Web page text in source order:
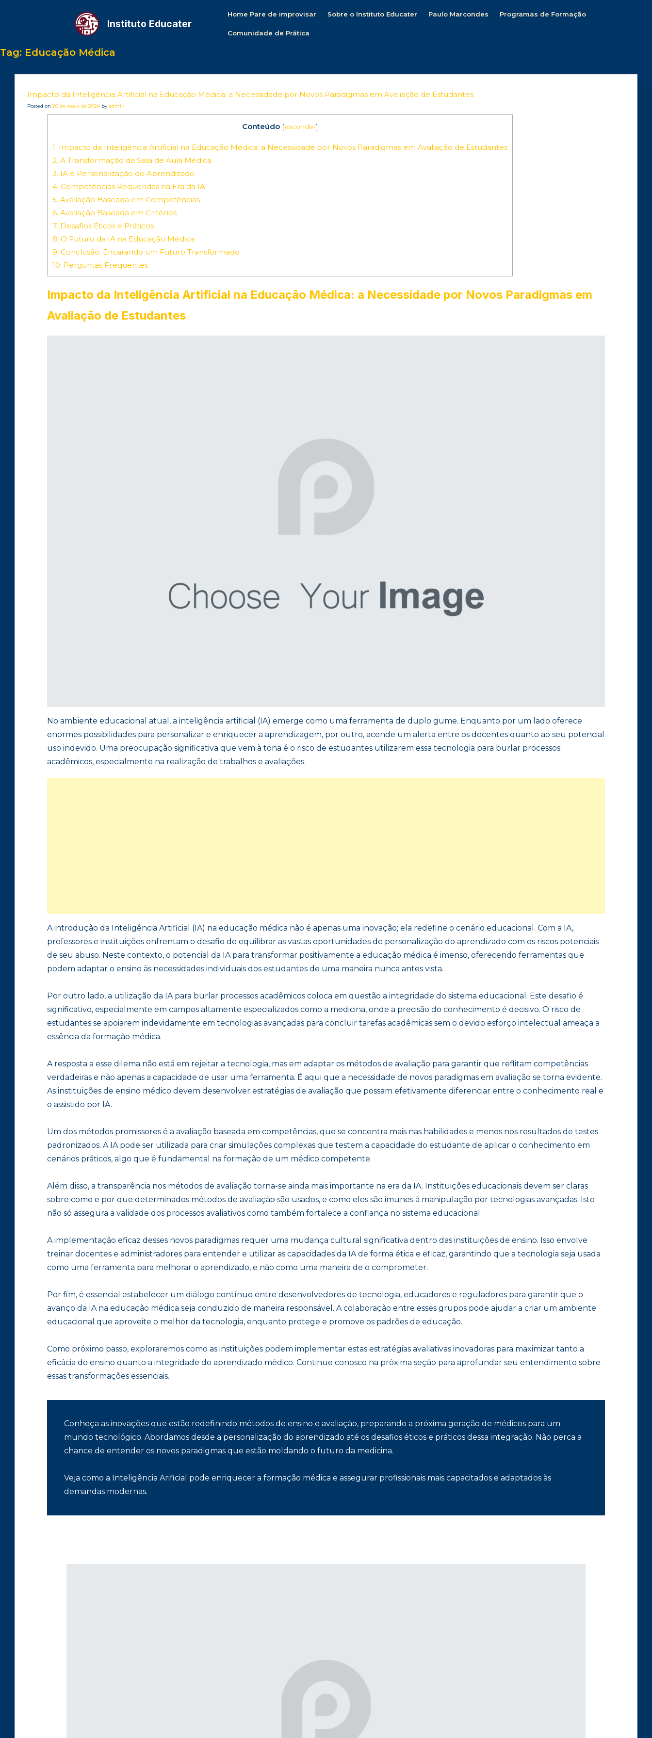
Instituto Educater
Home Pare de improvisar Sobre o Instituto Educater Paulo Marcondes Programas de Formação
Comunidade de Prática
Tag: Educação Médica
Impacto da Inteligência Artificial na Educação Médica: a Necessidade por Novos Paradigmas em Avaliação de Estudantes
Posted on 20 de maio de 2024byadmin
Conteúdo [esconder]
1. Impacto da Inteligência Artificial na Educação Médica: a Necessidade por Novos Paradigmas em Avaliação de Estudantes
2. A Transformação da Sala de Aula Médica
3. IA e Personalização do Aprendizado
4. Competências Requeridas na Era da IA
5. Avaliação Baseada em Competências
6. Avaliação Baseada em Critérios
7. Desafios Éticos e Práticos
8. O Futuro da IA na Educação Médica
9. Conclusão: Encarando um Futuro Transformado
10. Perguntas Frequentes
Impacto da Inteligência Artificial na Educação Médica: a Necessidade por Novos Paradigmas em
Avaliação de Estudantes
No ambiente educacional atual, a inteligência artificial (IA) emerge como uma ferramenta de duplo gume. Enquanto por um lado oferece
enormes possibilidades para personalizar e enriquecer a aprendizagem, por outro, acende um alerta entre os docentes quanto ao seu potencial
uso indevido. Uma preocupação significativa que vem à tona é o risco de estudantes utilizarem essa tecnologia para burlar processos
acadêmicos, especialmente na realização de trabalhos e avaliações.
A introdução da Inteligência Artificial (IA) na educação médica não é apenas uma inovação; ela redefine o cenário educacional. Com a IA,
professores e instituições enfrentam o desafio de equilibrar as vastas oportunidades de personalização do aprendizado com os riscos potenciais
de seu abuso. Neste contexto, o potencial da IA para transformar positivamente a educação médica é imenso, oferecendo ferramentas que
podem adaptar o ensino às necessidades individuais dos estudantes de uma maneira nunca antes vista.
Por outro lado, a utilização da IA para burlar processos acadêmicos coloca em questão a integridade do sistema educacional. Este desafio é
significativo, especialmente em campos altamente especializados como a medicina, onde a precisão do conhecimento é decisivo. O risco de
estudantes se apoiarem indevidamente em tecnologias avançadas para concluir tarefas acadêmicas sem o devido esforço intelectual ameaça a
essência da formação médica.
A resposta a esse dilema não está em rejeitar a tecnologia, mas em adaptar os métodos de avaliação para garantir que reflitam competências
verdadeiras e não apenas a capacidade de usar uma ferramenta. É aqui que a necessidade de novos paradigmas em avaliação se torna evidente.
As instituições de ensino médico devem desenvolver estratégias de avaliação que possam efetivamente diferenciar entre o conhecimento real e
o assistido por IA.
Um dos métodos promissores é a avaliação baseada em competências, que se concentra mais nas habilidades e menos nos resultados de testes
padronizados. A IA pode ser utilizada para criar simulações complexas que testem a capacidade do estudante de aplicar o conhecimento em
cenários práticos, algo que é fundamental na formação de um médico competente.
Além disso, a transparência nos métodos de avaliação torna-se ainda mais importante na era da IA. Instituições educacionais devem ser claras
sobre como e por que determinados métodos de avaliação são usados, e como eles são imunes à manipulação por tecnologias avançadas. Isto
não só assegura a validade dos processos avaliativos como também fortalece a confiança no sistema educacional.
A implementação eficaz desses novos paradigmas requer uma mudança cultural significativa dentro das instituições de ensino. Isso envolve
treinar docentes e administradores para entender e utilizar as capacidades da IA de forma ética e eficaz, garantindo que a tecnologia seja usada
como uma ferramenta para melhorar o aprendizado, e não como uma maneira de o comprometer.
Por fim, é essencial estabelecer um diálogo contínuo entre desenvolvedores de tecnologia, educadores e reguladores para garantir que o
avanço da IA na educação médica seja conduzido de maneira responsável. A colaboração entre esses grupos pode ajudar a criar um ambiente
educacional que aproveite o melhor da tecnologia, enquanto protege e promove os padrões de educação.
Como próximo passo, exploraremos como as instituições podem implementar estas estratégias avaliativas inovadoras para maximizar tanto a
eficácia do ensino quanto a integridade do aprendizado médico. Continue conosco na próxima seção para aprofundar seu entendimento sobre
essas transformações essenciais.
Conheça as inovações que estão redefinindo métodos de ensino e avaliação, preparando a próxima geração de médicos para um
mundo tecnológico. Abordamos desde a personalização do aprendizado até os desafios éticos e práticos dessa integração. Não perca a
chance de entender os novos paradigmas que estão moldando o futuro da medicina.
Veja como a Inteligência Arificial pode enriquecer a formação médica e assegurar profissionais mais capacitados e adaptados às
demandas modernas.